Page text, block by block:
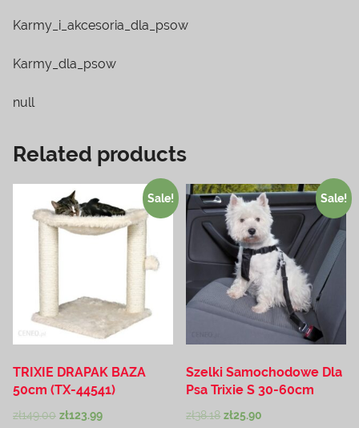
Karmy_i_akcesoria_dla_psow
Karmy_dla_psow
null
Related products
Sale!
TRIXIE DRAPAK BAZA
50cm (TX-44541)
zł149.00 zł123.99
Sale!
Szelki Samochodowe Dla
Psa Trixie S 30-60cm
zł38.18 zł25.90